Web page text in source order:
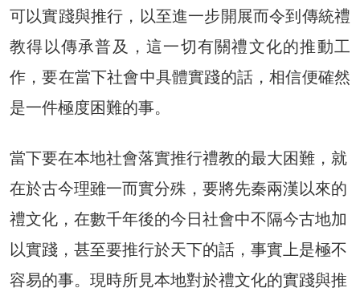
可以實踐與推行，以至進一步開展而令到傳統禮
教得以傳承普及，這一切有關禮文化的推動工
作，要在當下社會中具體實踐的話，相信便確然
是一件極度困難的事。
當下要在本地社會落實推行禮教的最大困難，就
在於古今理雖一而實分殊，要將先秦兩漢以來的
禮文化，在數千年後的今日社會中不隔今古地加
以實踐，甚至要推行於天下的話，事實上是極不
容易的事。現時所見本地對於禮文化的實踐與推